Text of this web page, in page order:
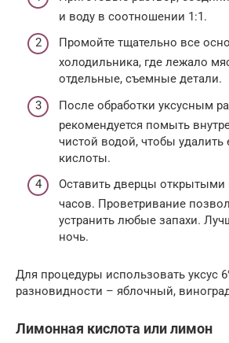
и воду в соотношении 1:1.
Промойте тщательно все
холодильника, где лежало
отдельные, съемные детали.
После обработки уксусным
рекомендуется помыть
чистой водой, чтобы удалить
кислоты.
Оставить дверцы открытыми
часов. Проветривание
устранить любые запахи.
ночь.
Для процедуры использовать уксус
разновидности – яблочный,
Лимонная кислота или лимон